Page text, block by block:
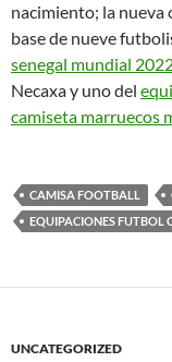
nacimiento; la nueva
base de nueve
senegal mundial
Necaxa y uno del
camiseta marruecos
CAMISA FOOTBALL
EQUIPACIONES FUTBOL
UNCATEGORIZED